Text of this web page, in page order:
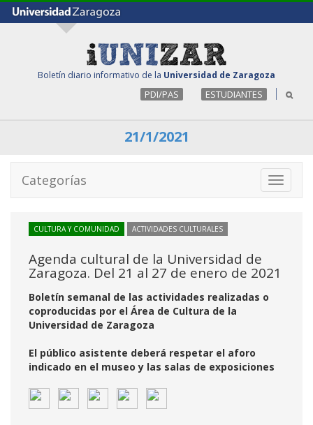
Boletín diario informativo de la Universidad de Zaragoza
PDI/PAS ESTUDIANTES
21/1/2021
Toggle
Categorías
CULTURA Y COMUNIDAD ACTIVIDADES CULTURALES
Agenda cultural de la Universidad de
Zaragoza. Del 21 al 27 de enero de 2021
Boletín semanal de las actividades realizadas o
coproducidas por el Área de Cultura de la
Universidad de Zaragoza
El público asistente deberá respetar el aforo
indicado en el museo y las salas de exposiciones